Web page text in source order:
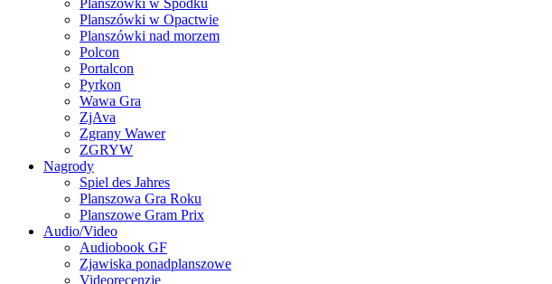
Planszówki w Opactwie
Planszówki nad morzem
Polcon
Portalcon
Pyrkon
Wawa Gra
ZjAva
Zgrany Wawer
ZGRYW
Nagrody
Spiel des Jahres
Planszowa Gra Roku
Planszowe Gram Prix
Audio/Video
Audiobook GF
Zjawiska ponadplanszowe
Videorecenzje